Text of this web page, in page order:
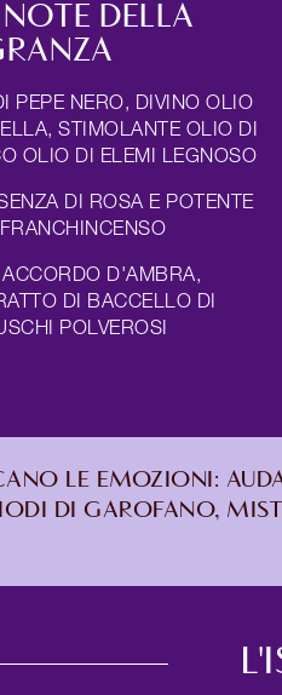
DELLA
PEPE NERO, DIVINO OLIO
STIMOLANTE OLIO DI
OLIO DI ELEMI LEGNOSO
DI ROSA E POTENTE
D'AMBRA,
DI BACCELLO DI
POLVEROSI
LE EMOZIONI:
DI GAROFANO,